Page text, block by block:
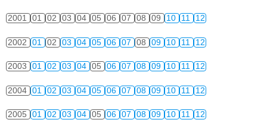
2001 01 02 03 04 05 06 07 08 09 10 11 12
2002 01 02 03 04 05 06 07 08 09 10 11 12
2003 01 02 03 04 05 06 07 08 09 10 11 12
2004 01 02 03 04 05 06 07 08 09 10 11 12
2005 01 02 03 04 05 06 07 08 09 10 11 12